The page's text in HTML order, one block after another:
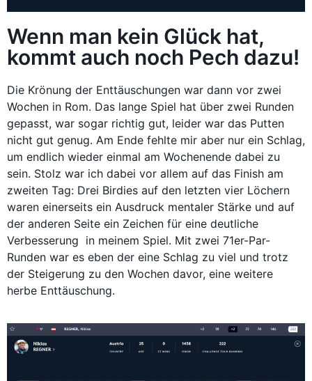
Wenn man kein Glück hat,
kommt auch noch Pech dazu!
Die Krönung der Enttäuschungen war dann vor zwei
Wochen in Rom. Das lange Spiel hat über zwei Runden
gepasst, war sogar richtig gut, leider war das Putten
nicht gut genug. Am Ende fehlte mir aber nur ein Schlag,
um endlich wieder einmal am Wochenende dabei zu
sein. Stolz war ich dabei vor allem auf das Finish am
zweiten Tag: Drei Birdies auf den letzten vier Löchern
waren einerseits ein Ausdruck mentaler Stärke und auf
der anderen Seite ein Zeichen für eine deutliche
Verbesserung in meinem Spiel. Mit zwei 71er-Par-
Runden war es eben der eine Schlag zu viel und trotz
der Steigerung zu den Wochen davor, eine weitere
herbe Enttäuschung.